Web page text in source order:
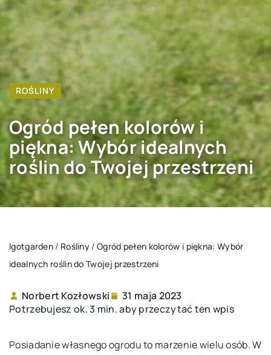
ROŚLINY
Ogród pełen kolorów i
piękna: Wybór idealnych
roślin do Twojej przestrzeni
Igotgarden / Rośliny / Ogród pełen kolorów i piękna: Wybór
idealnych roślin do Twojej przestrzeni
Norbert Kozłowski
31 maja 2023
Potrzebujesz ok. 3 min. aby przeczytać ten wpis
Posiadanie własnego ogrodu to marzenie wielu osób. W